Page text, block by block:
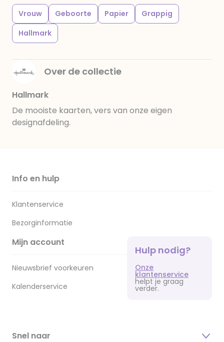
Vrouw Geboorte Papier
Grappig
Hallmark
Over de collectie
Hallmark
De mooiste kaarten, vers van onze eigen
designafdeling.
Info en hulp
Klantenservice
Bezorginformatie
Mijn account
Nieuwsbrief voorkeuren
Kalenderservice
Hulp nodig?
Onze
klantenservice
helpt je graag
verder.
Snel naar